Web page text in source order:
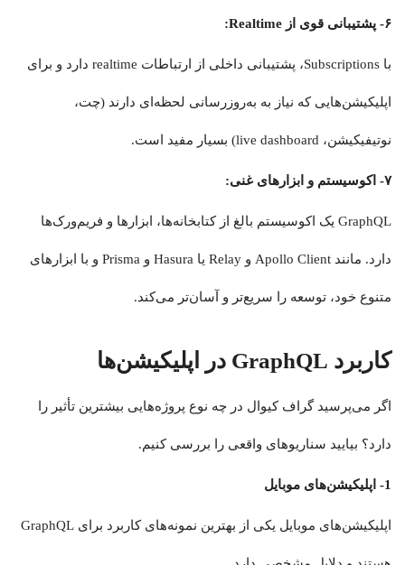
۶- پشتیبانی قوی از Realtime:
با Subscriptions، پشتیبانی داخلی از ارتباطات realtime دارد و برای
اپلیکیشن‌هایی که نیاز به به‌روزرسانی لحظه‌ای دارند (چت،
نوتیفیکیشن، live dashboard) بسیار مفید است.
۷- اکوسیستم و ابزارهای غنی:
GraphQL یک اکوسیستم بالغ از کتابخانه‌ها، ابزارها و فریم‌ورک‌ها
دارد. مانند Apollo Client و Relay یا Hasura و Prisma و با ابزارهای
متنوع خود، توسعه را سریع‌تر و آسان‌تر می‌کند.
کاربرد GraphQL در اپلیکیشن‌ها
اگر می‌پرسید گراف کیوال در چه نوع پروژه‌هایی بیشترین تأثیر را
دارد؟ بیایید سناریوهای واقعی را بررسی کنیم.
1- اپلیکیشن‌های موبایل
اپلیکیشن‌های موبایل یکی از بهترین نمونه‌های کاربرد برای GraphQL